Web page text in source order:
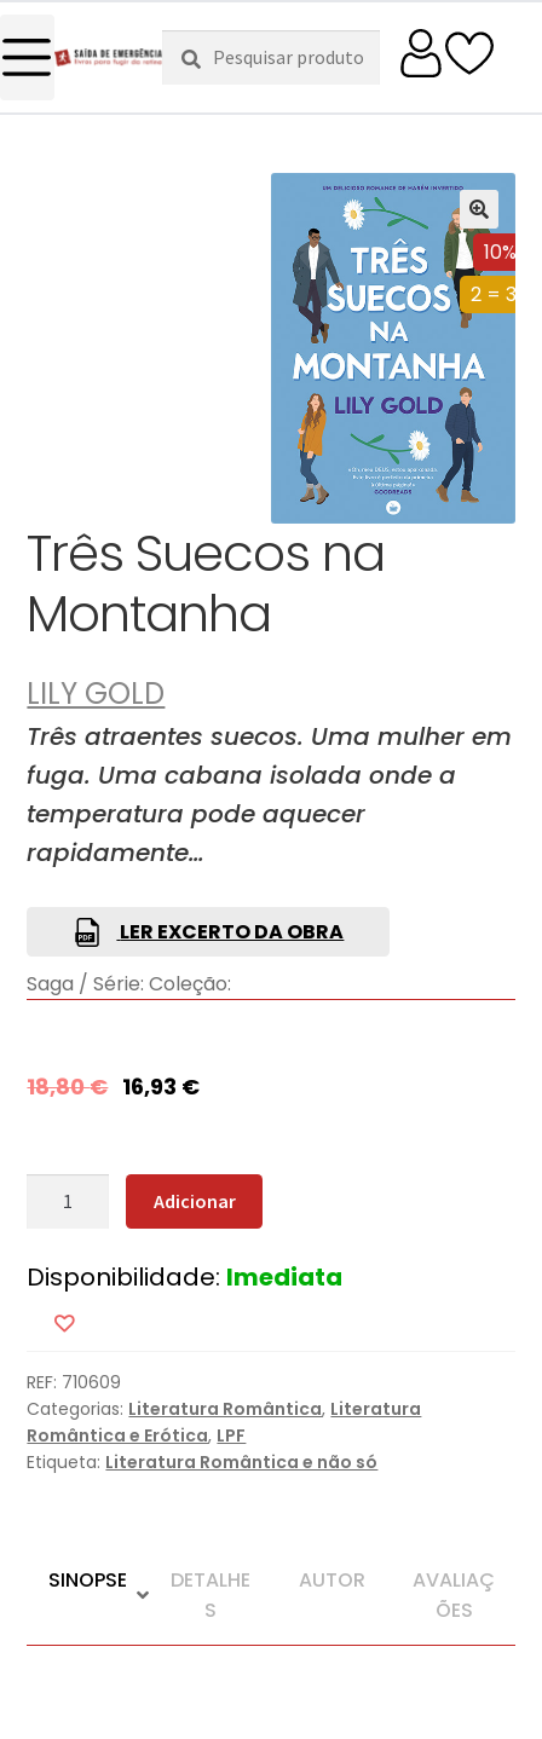
Pesquisar
por:
Pesquisa
10%
2 = 3
Três Suecos na
Montanha
LILY GOLD
Três atraentes suecos. Uma mulher em
fuga. Uma cabana isolada onde a
temperatura pode aquecer
rapidamente…
LER EXCERTO DA OBRA
Saga / Série: Coleção:
18,80€ 16,93 €
Quantidade
Suecos
Montanha
Adicionar
Disponibilidade: Imediata
REF: 710609
Categorias: Literatura Romântica, Literatura
Romântica e Erótica, LPF
Etiqueta: Literatura Romântica e não só
SINOPSE
DETALHE
S
AUTOR
AVALIAÇ
ÕES